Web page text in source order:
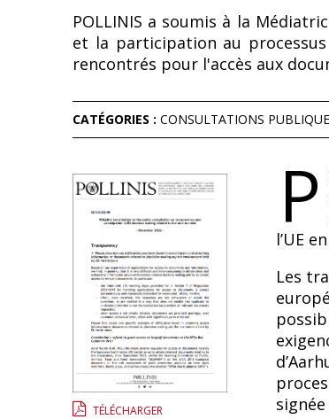
POLLINIS a soumis à la
et la participation au processus
rencontrés pour l'accès aux
CATÉGORIES : CONSULTATIONS
TÉLÉCHARGER
P
l’UE
Les